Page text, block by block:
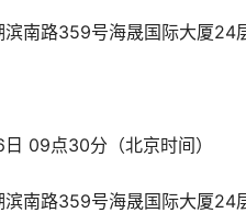
滨南路359号海晟国际大厦24
09点30分（北京时间）
滨南路359号海晟国际大厦24